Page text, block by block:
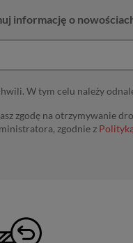
informację o
W tym celu należy
zgodę na otrzymywanie
zgodnie z